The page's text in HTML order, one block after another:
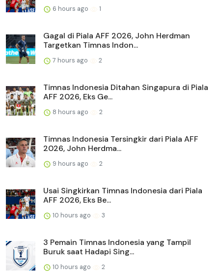
6 hours ago 1
Gagal di Piala AFF 2026, John Herdman
Targetkan Timnas Indon...
7 hours ago 2
Timnas Indonesia Ditahan Singapura di Piala
AFF 2026, Eks Ge...
8 hours ago 2
Timnas Indonesia Tersingkir dari Piala AFF
2026, John Herdma...
9 hours ago 2
Usai Singkirkan Timnas Indonesia dari Piala
AFF 2026, Eks Be...
10 hours ago 3
3 Pemain Timnas Indonesia yang Tampil
Buruk saat Hadapi Sing...
10 hours ago 2